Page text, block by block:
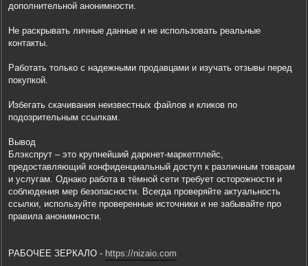
дополнительной анонимности.
Не раскрывать личные данные и не использовать реальные
контакты.
Работать только с надежными продавцами и изучать отзывы перед
покупкой.
Избегать скачивания неизвестных файлов и кликов по
подозрительным ссылкам.
Вывод
Блэкспрут – это крупнейший даркнет-маркетплейс,
предоставляющий конфиденциальный доступ к различным товарам
и услугам. Однако работа в тёмной сети требует осторожности и
соблюдения мер безопасности. Всегда проверяйте актуальность
ссылки, используйте проверенные источники и не забывайте про
правила анонимности.
РАБОЧЕЕ ЗЕРКАЛО - https://nizaio.com